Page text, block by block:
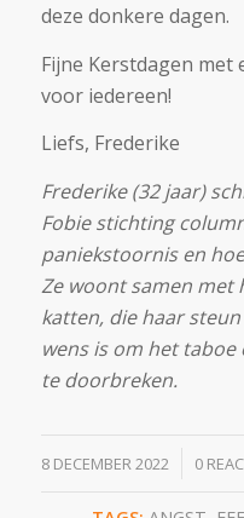
deze donkere dagen.
Fijne Kerstdagen
voor iedereen!
Liefs, Frederike
Frederike (32 jaar)
Fobie stichting
paniekstoornis en
Ze woont samen met
katten, die haar
wens is om het
te doorbreken.
8 DECEMBER 2022
/ 0 /